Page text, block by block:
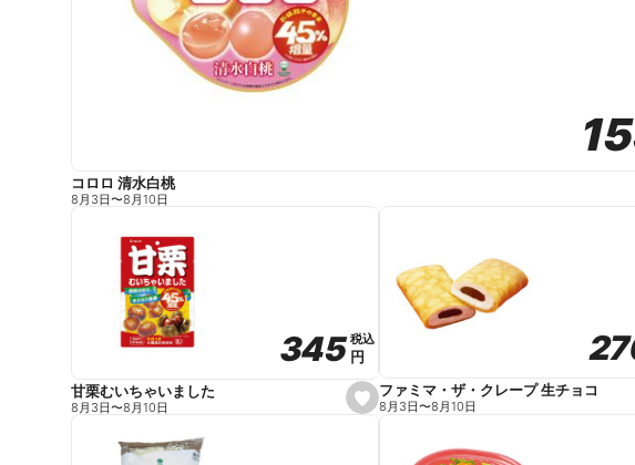
コロロ 清水白桃
8月3日〜8月10日
s
e
345
345税込
税込
円
円
甘栗むいちゃいました
8月3日〜8月10日
ファミマ・ザ・クレープ 生チョコ
8月3日〜8月10日